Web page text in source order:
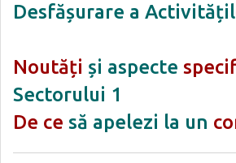
Desfășurare a
Noutăți și aspecte
Sectorului 1
De ce să apelezi la un